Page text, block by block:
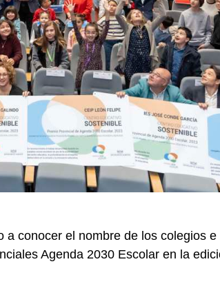
a conocer el nombre de los colegios
Agenda 2030 Escolar en la